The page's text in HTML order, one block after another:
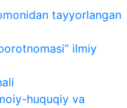
tayyorlangan
ilmiy
huquqiy va